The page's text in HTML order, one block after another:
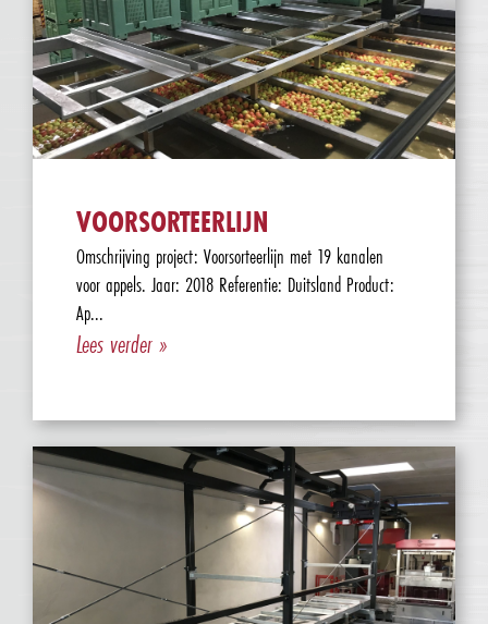
VOORSORTEERLIJN
Omschrijving project: Voorsorteerlijn met 19 kanalen
voor appels. Jaar: 2018 Referentie: Duitsland Product:
Ap...
Lees verder »